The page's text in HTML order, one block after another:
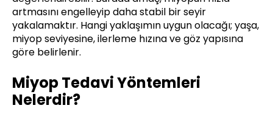
artmasını engelleyip daha stabil bir seyir
yakalamaktır. Hangi yaklaşımın uygun olacağı; yaşa,
miyop seviyesine, ilerleme hızına ve göz yapısına
göre belirlenir.
Miyop Tedavi Yöntemleri
Nelerdir?